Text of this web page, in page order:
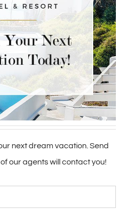
next dream vacation. Send
our agents will contact you!